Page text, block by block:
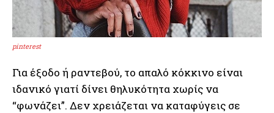
pinterest
Για έξοδο ή ραντεβού, το απαλό κόκκινο είναι
ιδανικό γιατί δίνει θηλυκότητα χωρίς να
“φωνάζει”. Δεν χρειάζεται να καταφύγεις σε